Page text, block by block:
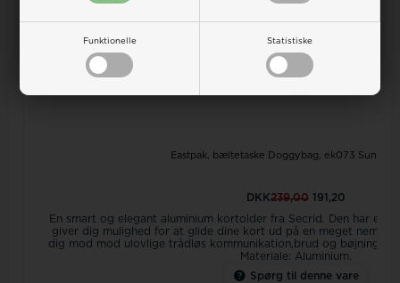
Funktionelle Statistiske
Eastpak, bæltetaske Doggybag, ek073 Sunday
DKK239,00 191,20
En smart og elegant aluminium kortolder fra Secrid. Den har en
giver dig mulighed for at glide dine kort ud på en meget nem
dig mod mod ulovlige trådløs kommunikation,brud og bøjning.
Materiale: Aluminium.
Spørg til denne vare